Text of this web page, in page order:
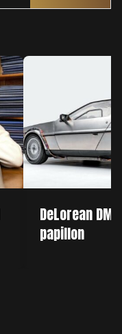
DeLorean
papillon